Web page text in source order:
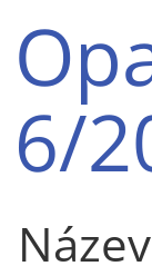
6/